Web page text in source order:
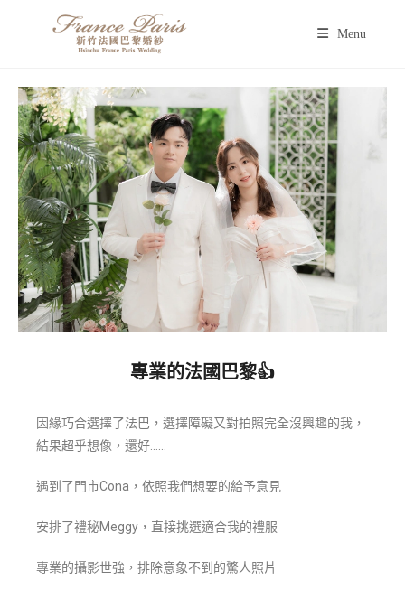
Menu
專業的法國巴黎👍
因緣巧合選擇了法巴，選擇障礙又對拍照完全沒興趣的我，
結果超乎想像，還好……
遇到了門市Cona，依照我們想要的給予意見
安排了禮秘Meggy，直接挑選適合我的禮服
專業的攝影世強，排除意象不到的驚人照片